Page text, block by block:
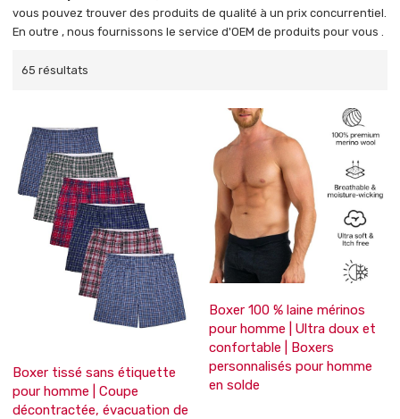
vous pouvez trouver des produits de qualité à un prix concurrentiel.
En outre , nous fournissons le service d'OEM de produits pour vous .
65 résultats
Boxer tissé sans étiquette
pour homme | Coupe
décontractée, évacuation de
Boxer 100 % laine mérinos
pour homme | Ultra doux et
confortable | Boxers
personnalisés pour homme
en solde